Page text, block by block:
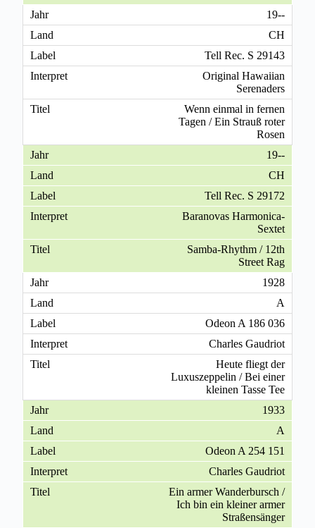
19--
CH
Tell Rec. S 29143
Original Hawaiian
Serenaders
Wenn einmal in fernen
Tagen / Ein Strauß roter
Rosen
19--
CH
Tell Rec. S 29172
Baranovas Harmonica-
Sextet
Samba-Rhythm / 12th
Street Rag
1928
A
Odeon A 186 036
Charles Gaudriot
Heute fliegt der
Luxuszeppelin / Bei einer
kleinen Tasse Tee
1933
A
Odeon A 254 151
Charles Gaudriot
Ein armer Wanderbursch /
Ich bin ein kleiner armer
Straßensänger